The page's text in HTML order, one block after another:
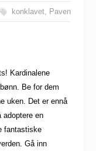
konklavet Paven
Kardinalene
Be for dem
uken. Det er ennå
adoptere en
fantastiske
Gå inn